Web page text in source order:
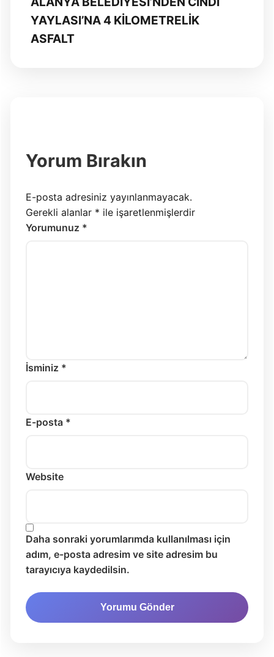
YAYLASI’NA 4 KİLOMETRELİK
ASFALT
Yorum Bırakın
E-posta adresiniz yayınlanmayacak.
Gerekli alanlar * ile işaretlenmişlerdir
Yorumunuz *
İsminiz *
E-posta *
Website
Daha sonraki yorumlarımda kullanılması için
adım, e-posta adresim ve site adresim bu
tarayıcıya kaydedilsin.